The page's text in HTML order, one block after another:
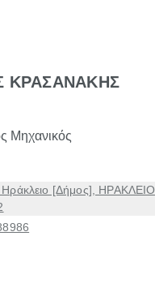
ΚΡΑΣΑΝΑΚΗΣ
Μηχανικός
[Δήμος], ΗΡΑΚΛΕΙΟ,